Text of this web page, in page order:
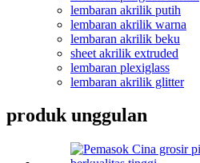
lembaran akrilik putih
lembaran akrilik warna
lembaran akrilik beku
sheet akrilik extruded
lembaran plexiglass
lembaran akrilik glitter
produk unggulan